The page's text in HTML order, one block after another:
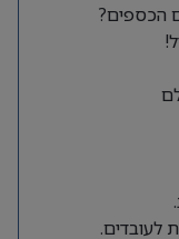
הכספים?
לעובדים.